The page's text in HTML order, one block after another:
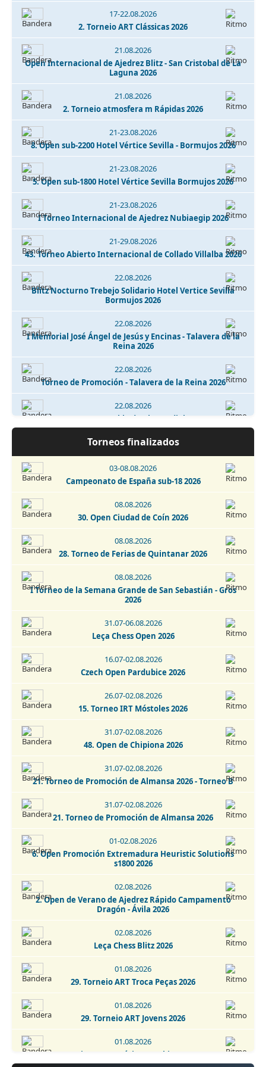
17-22.08.2026
2. Torneio ART Clássicas 2026
21.08.2026
Open Internacional de Ajedrez Blitz - San Cristobal de La
Laguna 2026
21.08.2026
2. Torneio atmosfera m Rápidas 2026
21-23.08.2026
8. Open sub-2200 Hotel Vértice Sevilla - Bormujos 2026
21-23.08.2026
5. Open sub-1800 Hotel Vértice Sevilla Bormujos 2026
21-23.08.2026
I Torneo Internacional de Ajedrez Nubiaegip 2026
21-29.08.2026
43. Torneo Abierto Internacional de Collado Villalba 2026
22.08.2026
Blitz Nocturno Trebejo Solidario Hotel Vertice Sevilla
Bormujos 2026
22.08.2026
I Memorial José Ángel de Jesús y Encinas - Talavera de la
Reina 2026
22.08.2026
Torneo de Promoción - Talavera de la Reina 2026
22.08.2026
Torneo La Puebla de Almoradiel 2026
22.08.2026
7. Torneo de Ajedrez Cardeñosa 2026
22-29.08.2026
Open Internacional de Ajedrez Clásico - San Cristobal de
La Laguna 2026
13. Torneio Fatacil - Cidade De Lagoa - Memorial Armando
Lopes 2026
15. Memorial Pepiño Rodriguez - Ferrol 2026
Open Internacional de Ajedrez Activo - San Cristobal de La
Laguna 2026
Torneo de Ajedrez Fiestas Virgen del Rosario Camarma de
Esteruelas 2026
30.08-06.09.2026
Escala Emporium Chess Open 2026
01-02.09.2026
2. IRT Sub-1800 Esphouses Hotel Playas de Guardamar 2026
01-06.09.2026
3. IRT Sub-2400 Esphouses Hotel Playas de Guardamar 2026
05.09.2026
6 Torneo Fiestas Patronales Navalcarnero 2026
05.09.2026
6. Torneo Fiestas Patronales Navalcarnero 2026 -
Categoría Infantil
05.09.2026
Torneo Super Blitz Chess Marathon Fiestas de Alcorcón
2026
05-12.09.2026
I Open Internacional Ajedrez Myinvestor Casablanca 2026
05-12.09.2026
I Cerrado Internacional GM MyInvestor 2026
Torneos finalizados
03-08.08.2026
Campeonato de España sub-18 2026
08.08.2026
30. Open Ciudad de Coín 2026
08.08.2026
28. Torneo de Ferias de Quintanar 2026
08.08.2026
I Torneo de la Semana Grande de San Sebastián - Gros
2026
31.07-06.08.2026
Leça Chess Open 2026
16.07-02.08.2026
Czech Open Pardubice 2026
26.07-02.08.2026
15. Torneo IRT Móstoles 2026
31.07-02.08.2026
48. Open de Chipiona 2026
31.07-02.08.2026
21. Torneo de Promoción de Almansa 2026 - Torneo B
31.07-02.08.2026
21. Torneo de Promoción de Almansa 2026
01-02.08.2026
6. Open Promoción Extremadura Heuristic Solutions
s1800 2026
02.08.2026
2. Open de Verano de Ajedrez Rápido Campamento
Dragón - Ávila 2026
02.08.2026
Leça Chess Blitz 2026
01.08.2026
29. Torneio ART Troca Peças 2026
01.08.2026
29. Torneio ART Jovens 2026
01.08.2026
16. Torneio ART Temático Gambito Evans 2026